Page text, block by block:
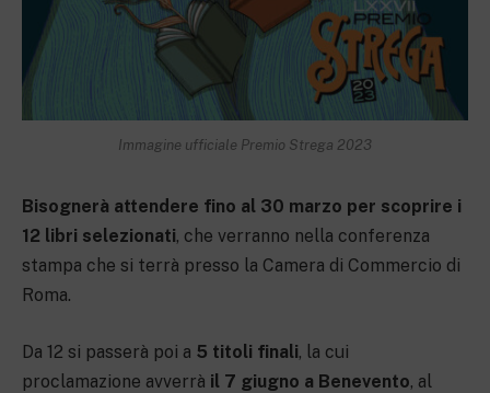
Immagine ufficiale Premio Strega 2023
Bisognerà attendere fino al 30 marzo per scoprire i
12 libri selezionati, che verranno nella conferenza
stampa che si terrà presso la Camera di Commercio di
Roma.
Da 12 si passerà poi a 5 titoli finali, la cui
proclamazione avverrà il 7 giugno a Benevento, al